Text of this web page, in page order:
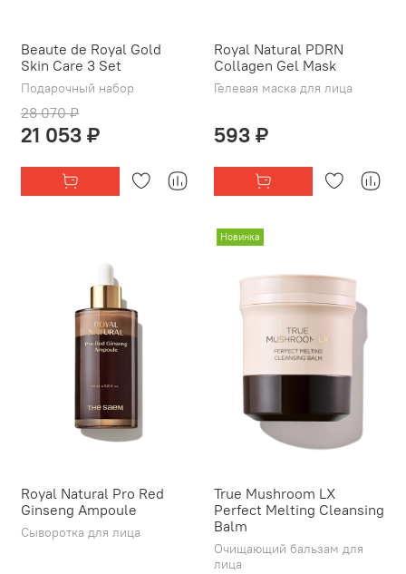
Beaute de Royal Gold
Skin Care 3 Set
Подарочный набор
28 070 ₽
21 053 ₽
Royal Natural PDRN
Collagen Gel Mask
Гелевая маска для лица
593 ₽
Royal Natural Pro Red
Ginseng Ampoule
Сыворотка для лица
Новинка
True Mushroom LX
Perfect Melting Cleansing
Balm
Очищающий бальзам для
лица